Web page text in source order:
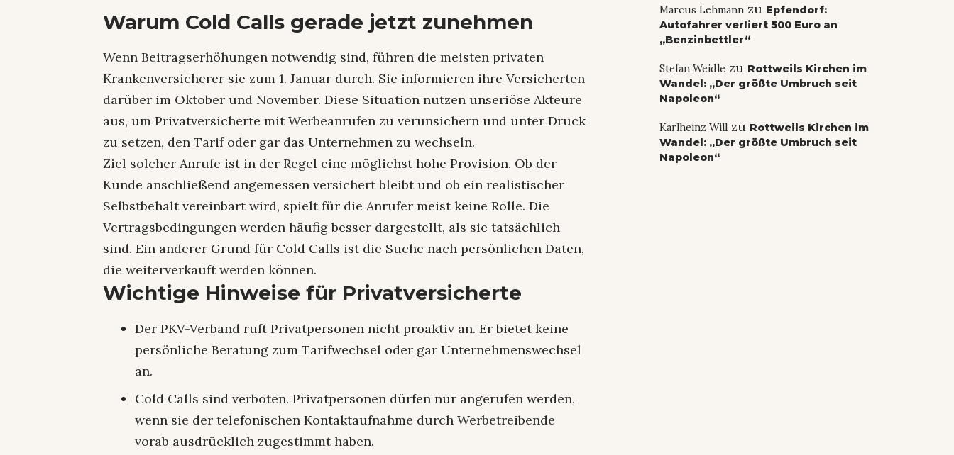
Warum Cold Calls gerade jetzt zunehmen
Wenn Beitragserhöhungen notwendig sind, führen die meisten privaten
Krankenversicherer sie zum 1. Januar durch. Sie informieren ihre Versicherten
darüber im Oktober und November. Diese Situation nutzen unseriöse Akteure
aus, um Privatversicherte mit Werbeanrufen zu verunsichern und unter Druck
zu setzen, den Tarif oder gar das Unternehmen zu wechseln.
Ziel solcher Anrufe ist in der Regel eine möglichst hohe Provision. Ob der
Kunde anschließend angemessen versichert bleibt und ob ein realistischer
Selbstbehalt vereinbart wird, spielt für die Anrufer meist keine Rolle. Die
Vertragsbedingungen werden häufig besser dargestellt, als sie tatsächlich
sind. Ein anderer Grund für Cold Calls ist die Suche nach persönlichen Daten,
die weiterverkauft werden können.
Wichtige Hinweise für Privatversicherte
Der PKV-Verband ruft Privatpersonen nicht proaktiv an. Er bietet keine
persönliche Beratung zum Tarifwechsel oder gar Unternehmenswechsel
an.
Cold Calls sind verboten. Privatpersonen dürfen nur angerufen werden,
wenn sie der telefonischen Kontaktaufnahme durch Werbetreibende
vorab ausdrücklich zugestimmt haben.
Marcus Lehmannzu Epfendorf:
Autofahrer verliert 500 Euro an
„Benzinbettler“
Stefan Weidle zu Rottweils Kirchen im
Wandel: „Der größte Umbruch seit
Napoleon“
Karlheinz Willzu Rottweils Kirchen im
Wandel: „Der größte Umbruch seit
Napoleon“